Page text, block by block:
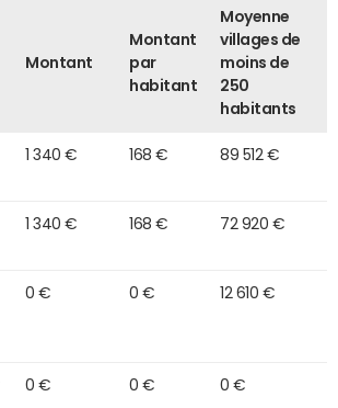
Montant
Montant
par
habitant
Moyenne
villages de
moins de
250
habitants
1 340 € 168 € 89 512 €
1 340 € 168 € 72 920 €
0 € 0 € 12 610 €
0 € 0 € 0 €